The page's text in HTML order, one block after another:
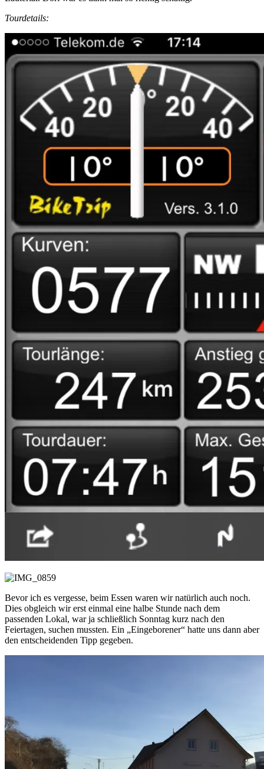
Tourdetails:
Bevor ich es vergesse, beim Essen waren wir natürlich auch noch.
Dies obgleich wir erst einmal eine halbe Stunde nach dem
passenden Lokal, war ja schließlich Sonntag kurz nach den
Feiertagen, suchen mussten. Ein „Eingeborener“ hatte uns dann aber
den entscheidenden Tipp gegeben.